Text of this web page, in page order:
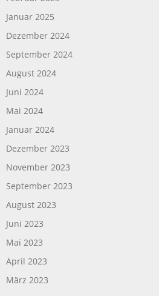
Januar 2025
Dezember 2024
September 2024
August 2024
Juni 2024
Mai 2024
Januar 2024
Dezember 2023
November 2023
September 2023
August 2023
Juni 2023
Mai 2023
April 2023
März 2023